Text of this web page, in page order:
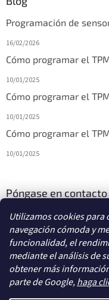
Utilizamos cookies para
navegación cómoda y
funcionalidad, el
mediante el análisis de
obtener más
parte de Google,haga
Programación de
16/02/2026
Cómo programar el
10/01/2025
Cómo programar el
10/01/2025
Cómo programar el
10/01/2025
Póngase en
info@diagstore.es